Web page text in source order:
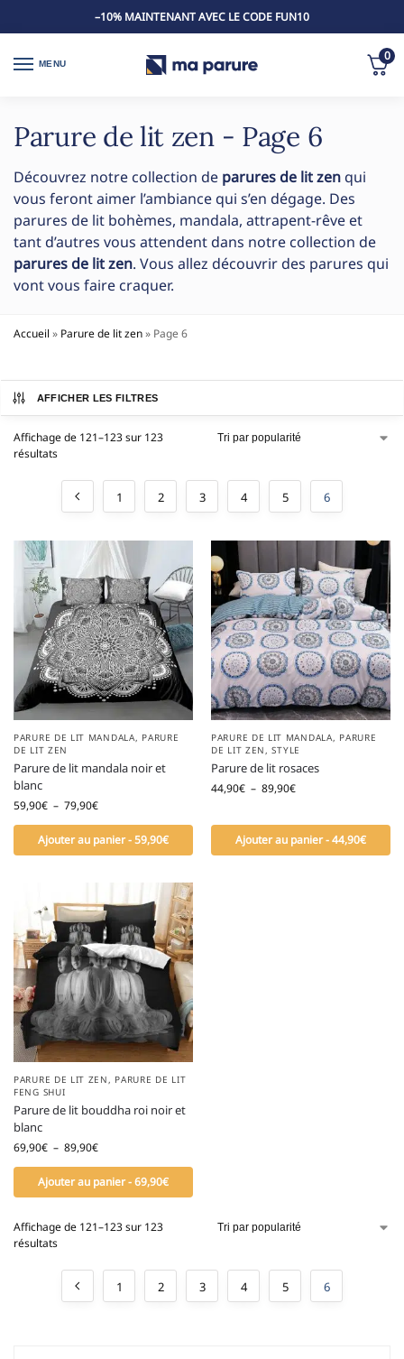
–10% MAINTENANT AVEC LE CODE FUN10
MENU
0
Parure de lit zen - Page 6
Découvrez notre collection de parures de lit zen qui
vous feront aimer l’ambiance qui s’en dégage. Des
parures de lit bohèmes, mandala, attrapent-rêve et
tant d’autres vous attendent dans notre collection de
parures de lit zen. Vous allez découvrir des parures qui
vont vous faire craquer.
Accueil » Parure de lit zen» Page 6
AFFICHER LES FILTRES
Affichage de 121–123 sur 123
résultats
1 2 3 4 5 6
PARURE DE LIT MANDALA, PARURE
DE LIT ZEN
Parure de lit mandala noir et
blanc
59,90€ – 79,90€
Ajouter au panier - 59,90€
PARURE DE LIT MANDALA, PARURE
DE LIT ZEN,STYLE
Parure de lit rosaces
44,90€ – 89,90€
Ajouter au panier - 44,90€
PARURE DE LIT ZEN, PARURE DE LIT
FENG SHUI
Parure de lit bouddha roi noir et
blanc
69,90€ – 89,90€
Ajouter au panier - 69,90€
Affichage de 121–123 sur 123
résultats
1 2 3 4 5 6